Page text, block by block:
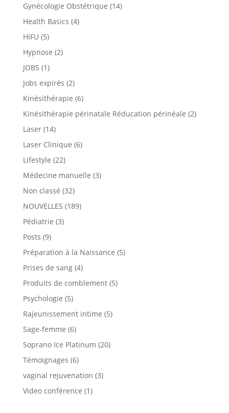
Gynécologie Obstétrique (14)
Health Basics (4)
HIFU (5)
Hypnose (2)
JOBS (1)
Jobs expirés (2)
Kinésithérapie (6)
Kinésithérapie périnatale Réducation périnéale (2)
Laser(14)
Laser Clinique (6)
Lifestyle (22)
Médecine manuelle (3)
Non classé (32)
NOUVELLES (189)
Pédiatrie (3)
Posts (9)
Préparation à la Naissance (5)
Prises de sang(4)
Produits de comblement(5)
Psychologie (5)
Rajeunissement intime (5)
Sage-femme (6)
Soprano Ice Platinum (20)
Témoignages (6)
vaginal rejuvenation (3)
Video conférence (1)